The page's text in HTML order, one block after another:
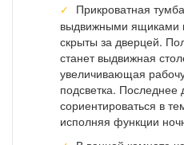
Прикроватная
выдвижными ящиками
скрыты за дверцей.
станет выдвижная
увеличивающая
подсветка.
сориентироваться в
исполняя функции